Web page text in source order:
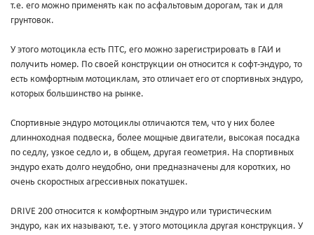
т.е. его можно применять как по асфальтовым дорогам, так и для
грунтовок.
У этого мотоцикла есть ПТС, его можно зарегистрировать в ГАИ и
получить номер. По своей конструкции он относится к софт-эндуро, то
есть комфортным мотоциклам, это отличает его от спортивных эндуро,
которых большинство на рынке.
Спортивные эндуро мотоциклы отличаются тем, что у них более
длинноходная подвеска, более мощные двигатели, высокая посадка
по седлу, узкое седло и, в общем, другая геометрия. На спортивных
эндуро ехать долго неудобно, они предназначены для коротких, но
очень скоростных агрессивных покатушек.
DRIVE 200 относится к комфортным эндуро или туристическим
эндуро, как их называют, т.е. у этого мотоцикла другая конструкция. У